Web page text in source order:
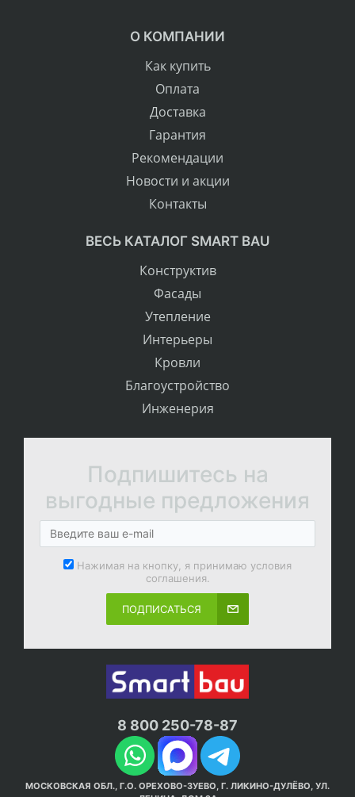
О КОМПАНИИ
Как купить
Оплата
Доставка
Гарантия
Рекомендации
Новости и акции
Контакты
ВЕСЬ КАТАЛОГ SMART BAU
Конструктив
Фасады
Утепление
Интерьеры
Кровли
Благоустройство
Инженерия
Подпишитесь на
выгодные предложения
Нажимая на кнопку, я принимаю условия
соглашения.
ПОДПИСАТЬСЯ
8 800 250-78-87
МОСКОВСКАЯ ОБЛ., Г.О. ОРЕХОВО-ЗУЕВО, Г. ЛИКИНО-ДУЛЁВО, УЛ.